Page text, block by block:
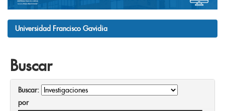
Universidad Francisco Gavidia
Buscar
Buscar:
por